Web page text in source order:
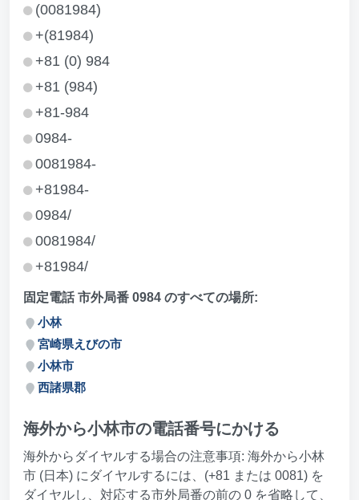
(0081984)
+(81984)
+81 (0) 984
+81 (984)
+81-984
0984-
0081984-
+81984-
0984/
0081984/
+81984/
固定電話 市外局番 0984 のすべての場所:
小林
宮崎県えびの市
小林市
西諸県郡
海外から小林市の電話番号にかける
海外からダイヤルする場合の注意事項: 海外から小林
市 (日本) にダイヤルするには、(+81 または 0081) を
ダイヤルし、対応する市外局番の前の 0 を省略して、